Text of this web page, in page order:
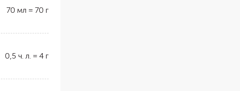
70 мл = 70 г
0,5 ч. л. = 4 г